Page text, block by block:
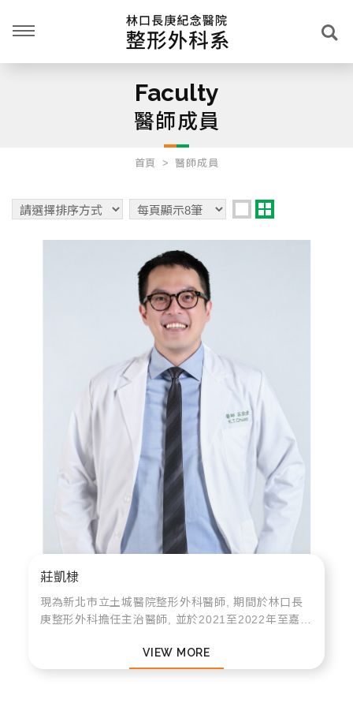
醫師成員
Faculty
首頁 醫師成員
莊凱棣
現為新北市立土城醫院整形外科醫師, 期間於林口長
庚整形外科擔任主治醫師, 並於2021至2022年至嘉義
及顏面部和形體美容手術VIEW MORE